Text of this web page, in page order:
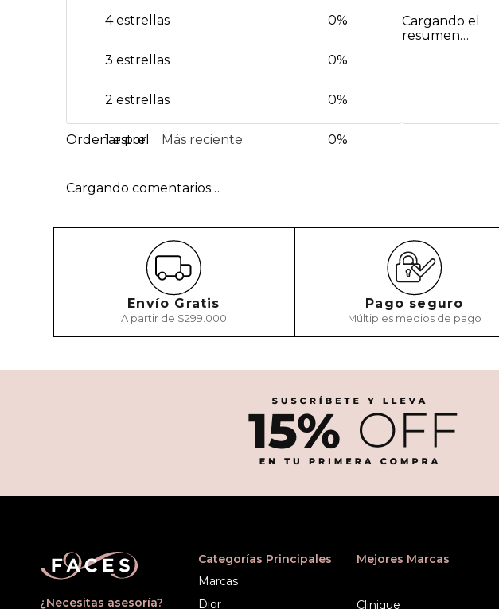
Cargando el
resumen…
4 estrellas 0%
3 estrellas 0%
2 estrellas 0%
1 estrella 0%
Más reciente
Cargando comentarios…
Envío Gratis
A partir de $299.000
Pago seguro
Múltiples medios de pago
¿Necesitas asesoría?
Categorías Principales
Marcas
Dior
Mejores Marcas
Clinique